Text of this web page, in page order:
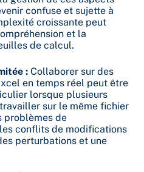
confuse et sujette à
croissante peut
et la
de calcul.
: Collaborer sur des
en temps réel peut être
lorsque plusieurs
sur le même fichier
problèmes de
conflits de modifications
perturbations et une